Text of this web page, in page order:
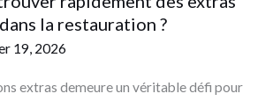
la restauration ?
19, 2026
extras demeure un véritable défi pour